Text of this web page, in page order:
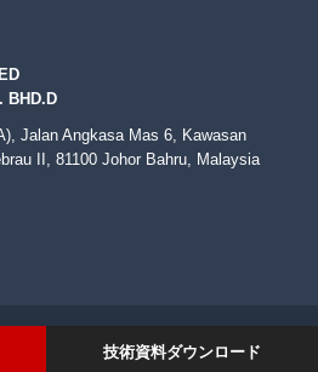
技術資料ダウンロード
BHD.D
Jalan Angkasa Mas 6, Kawasan
II, 81100 Johor Bahru, Malaysia
ALL RIGHTS RESERVED.